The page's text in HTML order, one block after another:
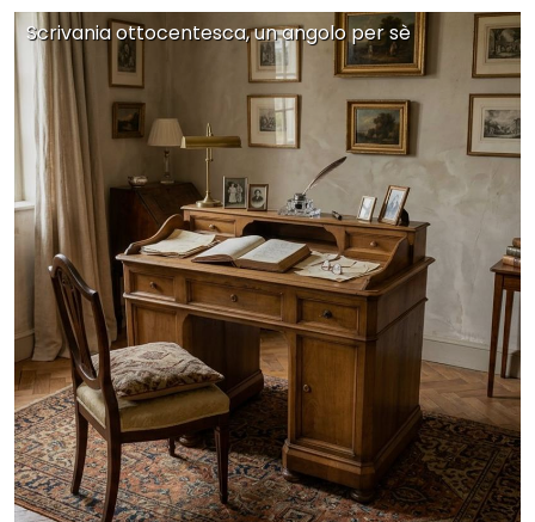
Scrivania ottocentesca, un angolo per sè